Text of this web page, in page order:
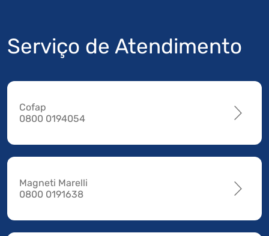
Serviço de Atendimento
Cofap
0800 0194054
Magneti Marelli
0800 0191638